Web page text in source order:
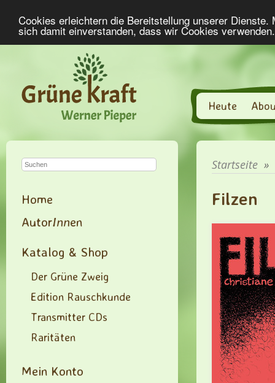
Cookies erleichtern die Bereitstellung unserer
sich damit einverstanden, dass wir Cookies
Heute
Home
AutorInnen
Katalog & Shop
Der Grüne Zweig
Edition Rauschkunde
Transmitter CDs
Raritäten
Mein Konto
Startseite »
Filzen